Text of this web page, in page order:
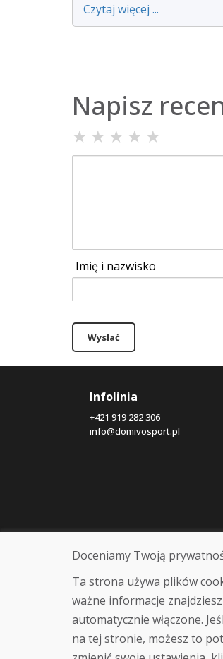
Czytaj więcej ...
Napisz
★ ★ ★ ★ ★
Imię i nazwisko
Wysłać
Infolinia
+421 919 282 306
info@domivosport.pl
Doceniamy Twoją
Ta strona używa plików
ważne informacje
automatycznie włączone.
na tej stronie, możesz to